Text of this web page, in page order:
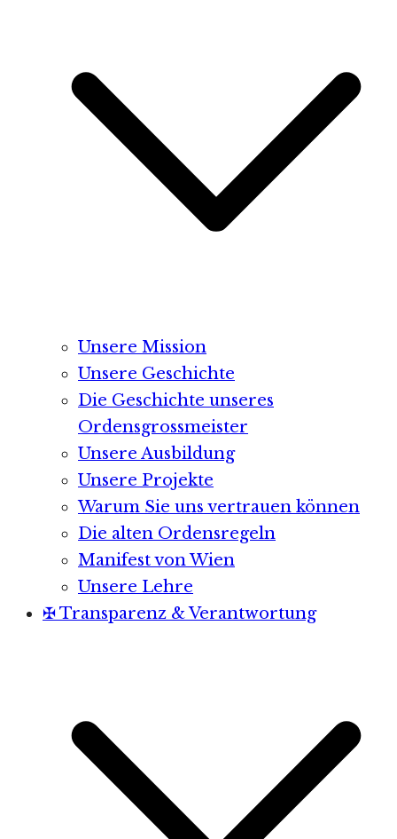
Unsere Mission
Unsere Geschichte
Die Geschichte unseres
Ordensgrossmeister
Unsere Ausbildung
Unsere Projekte
Warum Sie uns vertrauen können
Die alten Ordensregeln
Manifest von Wien
Unsere Lehre
✠ Transparenz & Verantwortung